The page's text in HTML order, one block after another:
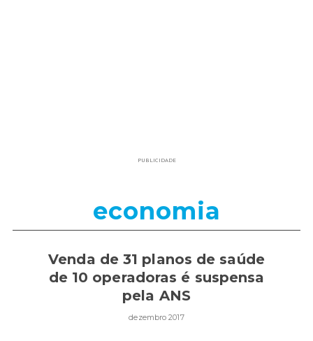
PUBLICIDADE
economia
Venda de 31 planos de saúde
de 10 operadoras é suspensa
pela ANS
dezembro 2017